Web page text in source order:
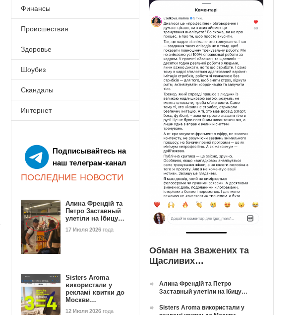
Финансы
Происшествия
Здоровье
Шоубиз
Скандалы
Интернет
Подписывайтесь на
наш телеграм-канал
ПОСЛЕДНИЕ НОВОСТИ
Алина Френдій та
Петро Заставный
улетіли на Ібицу…
17 Июля 2026 года
Sisters Aroma
використали у
рекламі квитки до
Москви…
12 Июля 2026 года
Обман на Зважених та
Щасливих…
Алина Френдій та Петро
Заставный улетіли на Ібицу…
Sisters Aroma використали у